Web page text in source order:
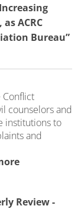
ACRC
Bureau”
counselors and
institutions to
and
Review -